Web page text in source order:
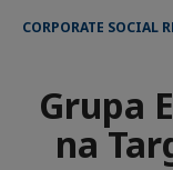
CORPORATE SOCIAL
Grupa
na